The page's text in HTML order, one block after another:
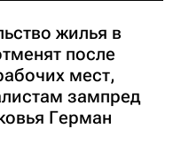
жилья в
после
мест,
зампред
Герман